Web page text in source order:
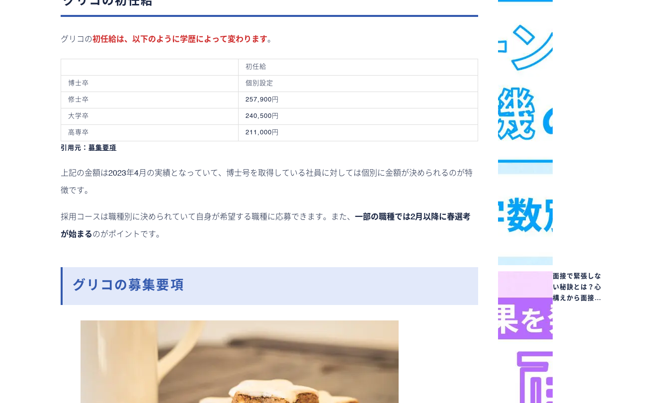
グリコの初任給は、以下のように学歴によって変わります。
初任給
博士卒 個別設定
修士卒 257,900円
大学卒 240,500円
高専卒 211,000円
引用元：募集要項
上記の金額は2023年4月の実績となっていて、博士号を取得している社員に対しては個別に金額が決められるのが特
徴です。
採用コースは職種別に決められていて自身が希望する職種に応募できます。また、 一部の職種では2月以降に春選考
が始まるのがポイントです。
グリコの募集要項
面接で緊張しな
い秘訣とは？心
構えから面接…